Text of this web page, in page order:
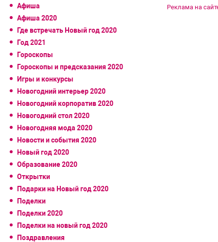
Афиша
Афиша 2020
Где встречать Новый год 2020
Год 2021
Гороскопы
Гороскопы и предсказания 2020
Игры и конкурсы
Новогодний интерьер 2020
Новогодний корпоратив 2020
Новогодний стол 2020
Новогодняя мода 2020
Новости и события 2020
Новый год 2020
Образование 2020
Открытки
Подарки на Новый год 2020
Поделки
Поделки 2020
Поделки на новый год 2020
Поздравления
Реклама на